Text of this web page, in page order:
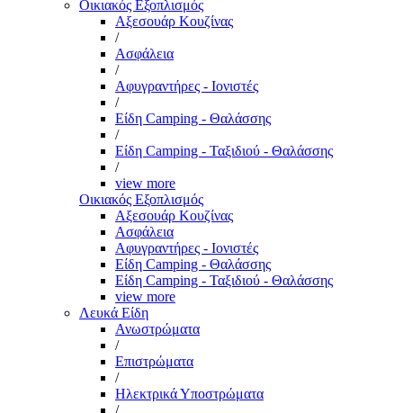
Οικιακός Εξοπλισμός
Αξεσουάρ Κουζίνας
/
Ασφάλεια
/
Αφυγραντήρες - Ιονιστές
/
Είδη Camping - Θαλάσσης
/
Είδη Camping - Ταξιδιού - Θαλάσσης
/
view more
Οικιακός Εξοπλισμός
Αξεσουάρ Κουζίνας
Ασφάλεια
Αφυγραντήρες - Ιονιστές
Είδη Camping - Θαλάσσης
Είδη Camping - Ταξιδιού - Θαλάσσης
view more
Λευκά Είδη
Ανωστρώματα
/
Επιστρώματα
/
Ηλεκτρικά Υποστρώματα
/